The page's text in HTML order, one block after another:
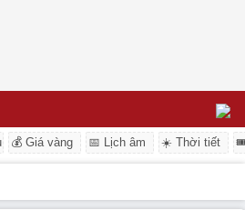
💰 Giá vàng 📅 Lịch âm ☀️ Thời tiết